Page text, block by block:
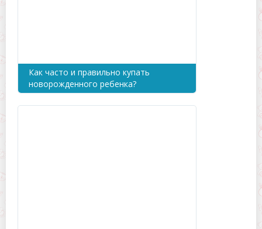
Как часто и правильно купать
новорожденного ребенка?